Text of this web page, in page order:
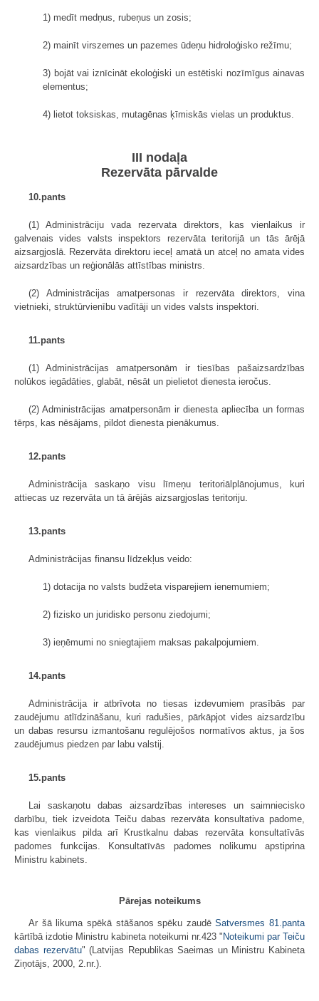
1) medīt medņus, rubeņus un zosis;
2) mainīt virszemes un pazemes ūdeņu hidroloģisko režīmu;
3) bojāt vai iznīcināt ekoloģiski un estētiski nozīmīgus ainavas
elementus;
4) lietot toksiskas, mutagēnas ķīmiskās vielas un produktus.
III nodaļa
Rezervāta pārvalde
10.pants
(1) Administrāciju vada rezervata direktors, kas vienlaikus ir
galvenais vides valsts inspektors rezervāta teritorijā un tās ārējā
aizsargjoslā. Rezervāta direktoru ieceļ amatā un atceļ no amata vides
aizsardzības un reģionālās attīstības ministrs.
(2) Administrācijas amatpersonas ir rezervāta direktors, vina
vietnieki, struktūrvienību vadītāji un vides valsts inspektori.
11.pants
(1) Administrācijas amatpersonām ir tiesības pašaizsardzības
nolūkos iegādāties, glabāt, nēsāt un pielietot dienesta ieročus.
(2) Administrācijas amatpersonām ir dienesta apliecība un formas
tērps, kas nēsājams, pildot dienesta pienākumus.
12.pants
Administrācija saskaņo visu līmeņu teritoriālplānojumus, kuri
attiecas uz rezervāta un tā ārējās aizsargjoslas teritoriju.
13.pants
Administrācijas finansu līdzekļus veido:
1) dotacija no valsts budžeta visparejiem ienemumiem;
2) fizisko un juridisko personu ziedojumi;
3) ieņēmumi no sniegtajiem maksas pakalpojumiem.
14.pants
Administrācija ir atbrīvota no tiesas izdevumiem prasībās par
zaudējumu atlīdzināšanu, kuri radušies, pārkāpjot vides aizsardzību
un dabas resursu izmantošanu regulējošos normatīvos aktus, ja šos
zaudējumus piedzen par labu valstij.
15.pants
Lai saskaņotu dabas aizsardzības intereses un saimniecisko
darbību, tiek izveidota Teiču dabas rezervāta konsultativa padome,
kas vienlaikus pilda arī Krustkalnu dabas rezervāta konsultatīvās
padomes funkcijas. Konsultatīvās padomes nolikumu apstiprina
Ministru kabinets.
Pārejas noteikums
Ar šā likuma spēkā stāšanos spēku zaudēSatversmes 81.panta
kārtībā izdotie Ministru kabineta noteikumi nr.423 " Noteikumi par Teiču
dabas rezervātu" (Latvijas Republikas Saeimas un Ministru Kabineta
Ziņotājs, 2000, 2.nr.).